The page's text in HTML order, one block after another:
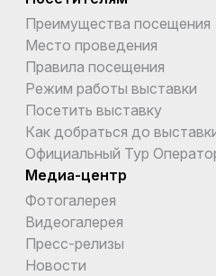
Преимущества посещения
Место проведения
Правила посещения
Режим работы выставки
Посетить выставку
Как добраться до
Официальный Тур
Медиа-центр
Фотогалерея
Видеогалерея
Пресс-релизы
Новости